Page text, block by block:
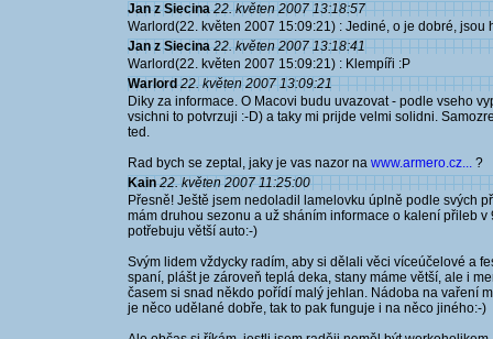
Jan z Siecina 22. květen 2007 13:18:57
Warlord(22. květen 2007 15:09:21) : Jediné, o je dobré, jsou
Jan z Siecina 22. květen 2007 13:18:41
Warlord(22. květen 2007 15:09:21) : Klempíři :P
Warlord 22. květen 2007 13:09:21
Diky za informace. O Macovi budu uvazovat - podle vseho
vsichni to potvrzuji :-D) a taky mi prijde velmi solidni.
ted.
Rad bych se zeptal, jaky je vas nazor na www.armero.cz... ?
Kain 22. květen 2007 11:25:00
Přesně! Ještě jsem nedoladil lamelovku úplně podle svých
mám druhou sezonu a už sháním informace o kalení přileb
potřebuju větší auto:-)
Svým lidem vždycky radím, aby si dělali věci víceúčelové a
spaní, plášt je zároveň teplá deka, stany máme větší, ale i
časem si snad někdo pořídí malý jehlan. Nádoba na vaření
je něco udělané dobře, tak to pak funguje i na něco jiného:-)